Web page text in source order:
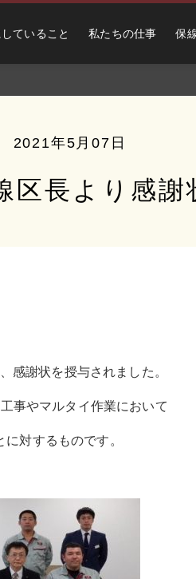
ていること 私たちの仕事 保
2021年5月07日
区長より感謝
保線区長より、
状を授与されました。
事やマルタイ作業において
対するものです。